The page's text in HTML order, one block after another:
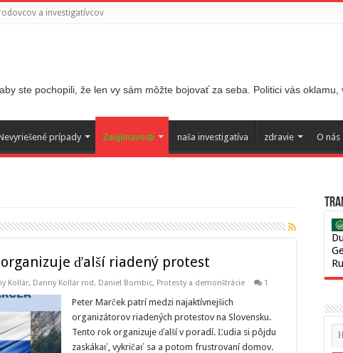
a investigatívcov
ste pochopili, že len vy sám môžte bojovať za seba. Politici vás oklamu,
prípady Zaujímavosti naša investigatíva zdravie O nás
ďalší riadený protest
Kollár, Danny Kollár rod. Daniel Bombic, Protesty a demonštrácie 1
Peter Marček patrí medzi najaktívnejšich
organizátorov riadených protestov na Slovensku.
Tento rok organizuje ďalší v poradí. Ľudia si pôjdu
zaskákať, vykričať sa a potom frustrovaní domov.